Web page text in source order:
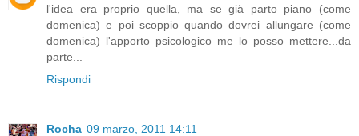
l'idea era proprio quella, ma se già parto piano (come
domenica) e poi scoppio quando dovrei allungare (come
domenica) l'apporto psicologico me lo posso mettere...da
parte...
Rispondi
Rocha 09 marzo, 2011 14:11